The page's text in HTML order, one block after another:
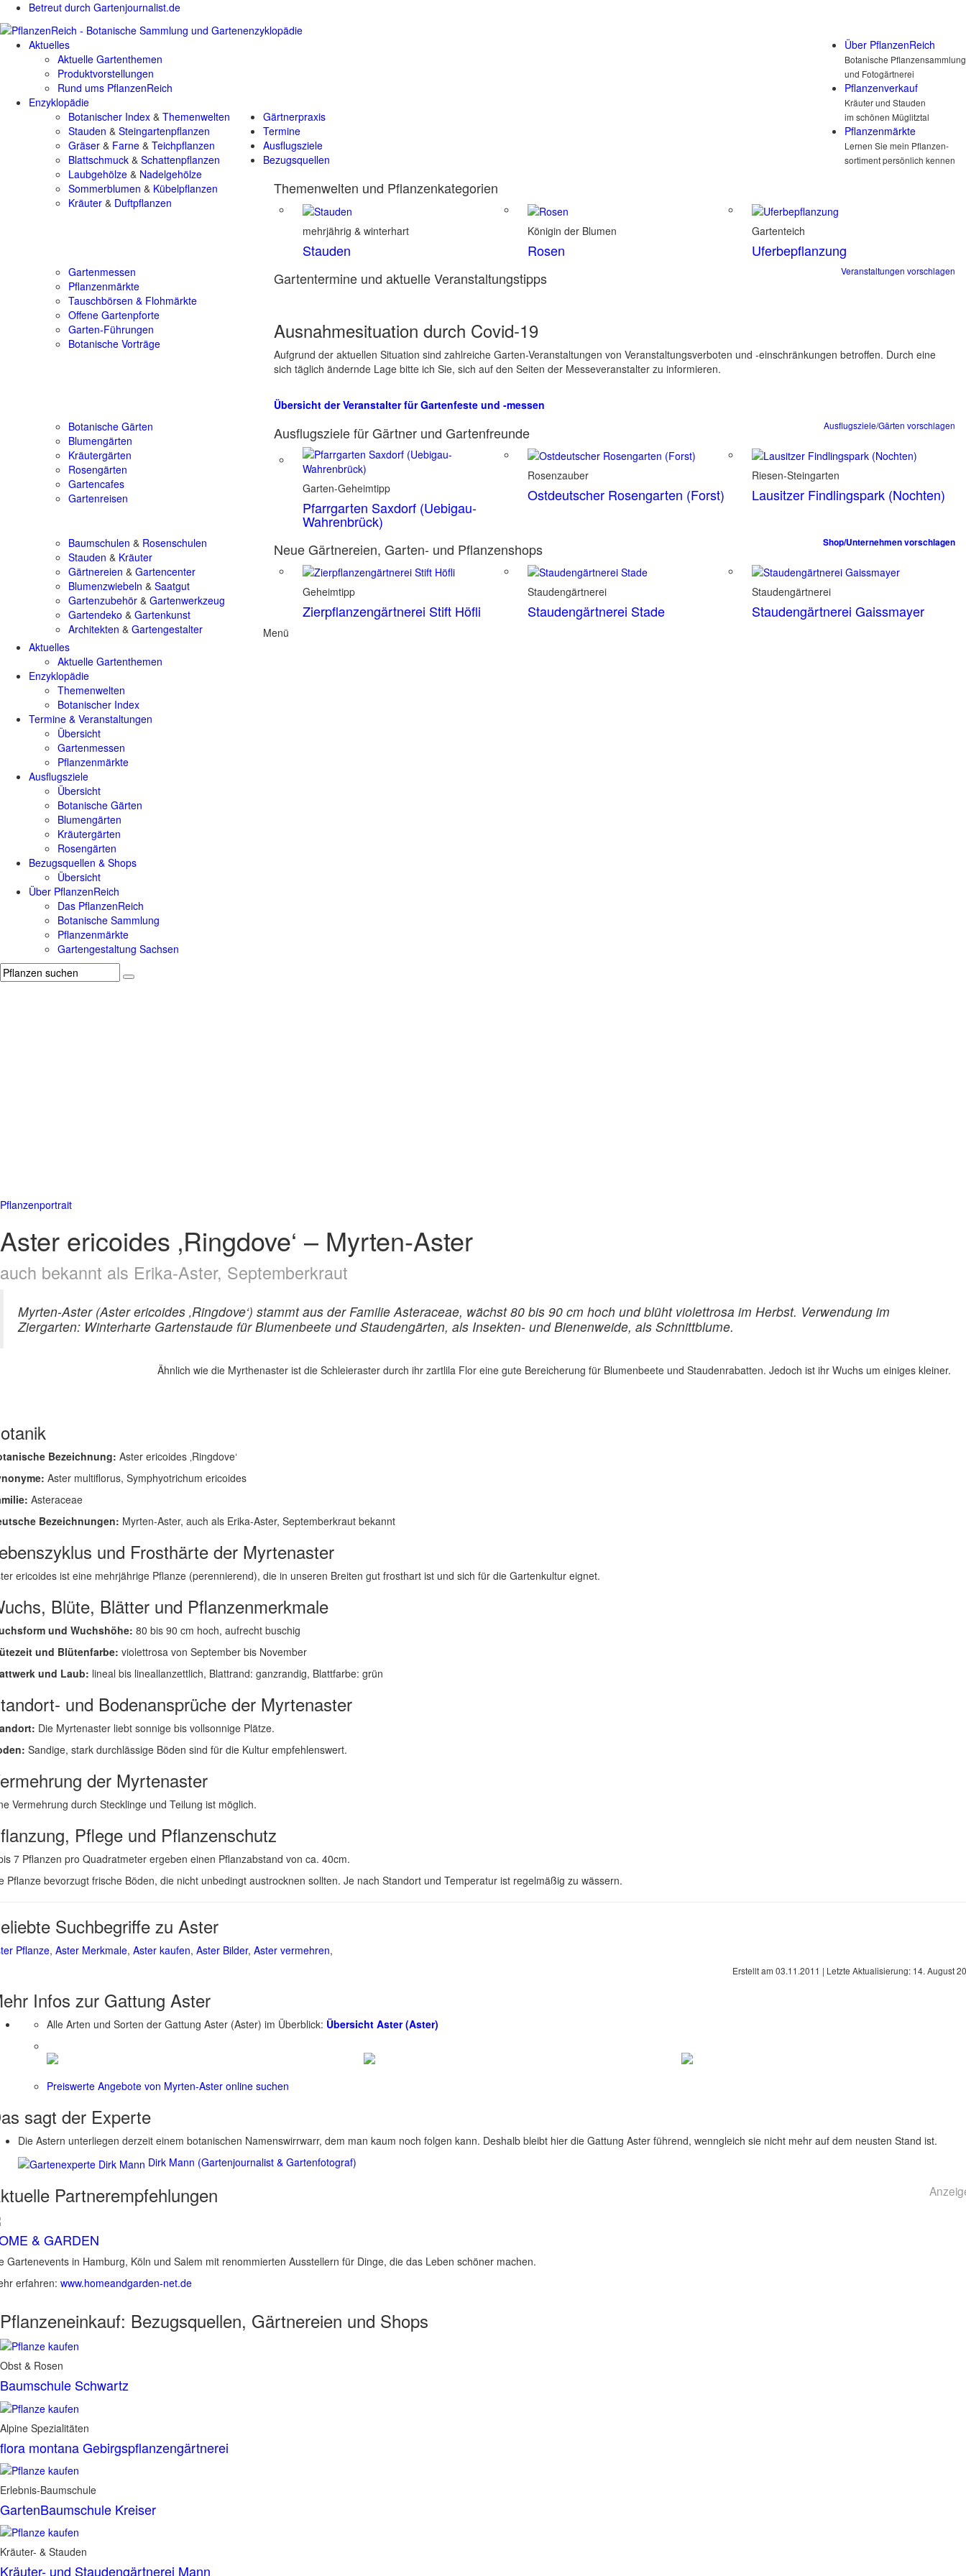
Betreut durch Gartenjournalist.de
Über PflanzenReich
Botanische Pflanzensammlung
und Fotogärtnerei
Pflanzenverkauf
Kräuter und Stauden
im schönen Müglitztal
Pflanzenmärkte
Lernen Sie mein Pflanzen-
sortiment persönlich kennen
Aktuelles
Aktuelle Gartenthemen
Produktvorstellungen
Rund ums PflanzenReich
Enzyklopädie
Botanischer Index & Themenwelten
Stauden & Steingartenpflanzen
Gräser & Farne & Teichpflanzen
Blattschmuck & Schattenpflanzen
Laubgehölze & Nadelgehölze
Sommerblumen & Kübelpflanzen
Kräuter & Duftpflanzen
Themenwelten und Pflanzenkategorien
mehrjährig & winterhart
Stauden
Königin der Blumen
Rosen
Gartenteich
Uferbepflanzung
Gärtnerpraxis
Termine
Gartenmessen
Pflanzenmärkte
Tauschbörsen & Flohmärkte
Offene Gartenpforte
Garten-Führungen
Botanische Vorträge
Veranstaltungen vorschlagen
Gartentermine und aktuelle Veranstaltungstipps
Ausnahmesituation durch Covid-19
Aufgrund der aktuellen Situation sind zahlreiche Garten-Veranstaltungen von Veranstaltungsverboten und -einschränkungen betroffen. Durch eine
sich täglich ändernde Lage bitte ich Sie, sich auf den Seiten der Messeveranstalter zu informieren.
Übersicht der Veranstalter für Gartenfeste und -messen
Ausflugsziele
Botanische Gärten
Blumengärten
Kräutergärten
Rosengärten
Gartencafes
Gartenreisen
Ausflugsziele/Gärten vorschlagen
Ausflugsziele für Gärtner und Gartenfreunde
Garten-Geheimtipp
Pfarrgarten Saxdorf (Uebigau-
Wahrenbrück)
Rosenzauber
Ostdeutscher Rosengarten (Forst)
Riesen-Steingarten
Lausitzer Findlingspark (Nochten)
Bezugsquellen
Baumschulen & Rosenschulen
Stauden & Kräuter
Gärtnereien & Gartencenter
Blumenzwiebeln & Saatgut
Gartenzubehör & Gartenwerkzeug
Gartendeko & Gartenkunst
Architekten & Gartengestalter
Shop/Unternehmen vorschlagen
Neue Gärtnereien, Garten- und Pflanzenshops
Geheimtipp
Zierpflanzengärtnerei Stift Höfli
Staudengärtnerei
Staudengärtnerei Stade
Staudengärtnerei
Staudengärtnerei Gaissmayer
Menü
Aktuelles
Aktuelle Gartenthemen
Enzyklopädie
Themenwelten
Botanischer Index
Termine & Veranstaltungen
Übersicht
Gartenmessen
Pflanzenmärkte
Ausflugsziele
Übersicht
Botanische Gärten
Blumengärten
Kräutergärten
Rosengärten
Bezugsquellen & Shops
Übersicht
Über PflanzenReich
Das PflanzenReich
Botanische Sammlung
Pflanzenmärkte
Gartengestaltung Sachsen
Pflanzenportrait
Aster ericoides ‚Ringdove‘ – Myrten-Aster
auch bekannt als Erika-Aster, Septemberkraut
Myrten-Aster (Aster ericoides ‚Ringdove‘) stammt aus der Familie Asteraceae, wächst 80 bis 90 cm hoch und blüht violettrosa im Herbst. Verwendung im
Ziergarten: Winterharte Gartenstaude für Blumenbeete und Staudengärten, als Insekten- und Bienenweide, als Schnittblume.
Ähnlich wie die Myrthenaster ist die Schleieraster durch ihr zartlila Flor eine gute Bereicherung für Blumenbeete und Staudenrabatten. Jedoch ist ihr Wuchs um einiges kleiner.
Bezeichnung: Aster ericoides ‚Ringdove‘
Aster multiflorus, Symphyotrichum ericoides
Asteraceae
Bezeichnungen: Myrten-Aster, auch als Erika-Aster, Septemberkraut bekannt
und Frosthärte der Myrtenaster
ericoides ist eine mehrjährige Pflanze (perennierend), die in unseren Breiten gut frosthart ist und sich für die Gartenkultur eignet.
Blüte, Blätter und Pflanzenmerkmale
und Wuchshöhe: 80 bis 90 cm hoch, aufrecht buschig
und Blütenfarbe: violettrosa von September bis November
und Laub: lineal bis lineallanzettlich, Blattrand: ganzrandig, Blattfarbe: grün
und Bodenansprüche der Myrtenaster
Die Myrtenaster liebt sonnige bis vollsonnige Plätze.
Sandige, stark durchlässige Böden sind für die Kultur empfehlenswert.
der Myrtenaster
Vermehrung durch Stecklinge und Teilung ist möglich.
Pflege und Pflanzenschutz
7 Pflanzen pro Quadratmeter ergeben einen Pflanzabstand von ca. 40cm.
Pflanze bevorzugt frische Böden, die nicht unbedingt austrocknen sollten. Je nach Standort und Temperatur ist regelmäßig zu wässern.
Suchbegriffe zu Aster
Pflanze, Aster Merkmale, Aster kaufen, Aster Bilder, Aster vermehren,
Erstellt am 03.11.2011 | Letzte Aktualisierung: 14. August
Infos zur Gattung Aster
Alle Arten und Sorten der Gattung Aster (Aster) im Überblick: Übersicht Aster (Aster)
Preiswerte Angebote von Myrten-Aster online suchen
sagt der Experte
Die Astern unterliegen derzeit einem botanischen Namenswirrwarr, dem man kaum noch folgen kann. Deshalb bleibt hier die Gattung Aster führend, wenngleich sie nicht mehr auf dem neusten Stand ist.
Dirk Mann (Gartenjournalist & Gartenfotograf)
Partnerempfehlungen
& GARDEN
Gartenevents in Hamburg, Köln und Salem mit renommierten Ausstellern für Dinge, die das Leben schöner machen.
erfahren: www.homeandgarden-net.de
Pflanzeneinkauf: Bezugsquellen, Gärtnereien und Shops
Obst & Rosen
Baumschule Schwartz
Alpine Spezialitäten
flora montana Gebirgspflanzengärtnerei
Erlebnis-Baumschule
GartenBaumschule Kreiser
Kräuter- & Stauden
Kräuter- und Staudengärtnerei Mann